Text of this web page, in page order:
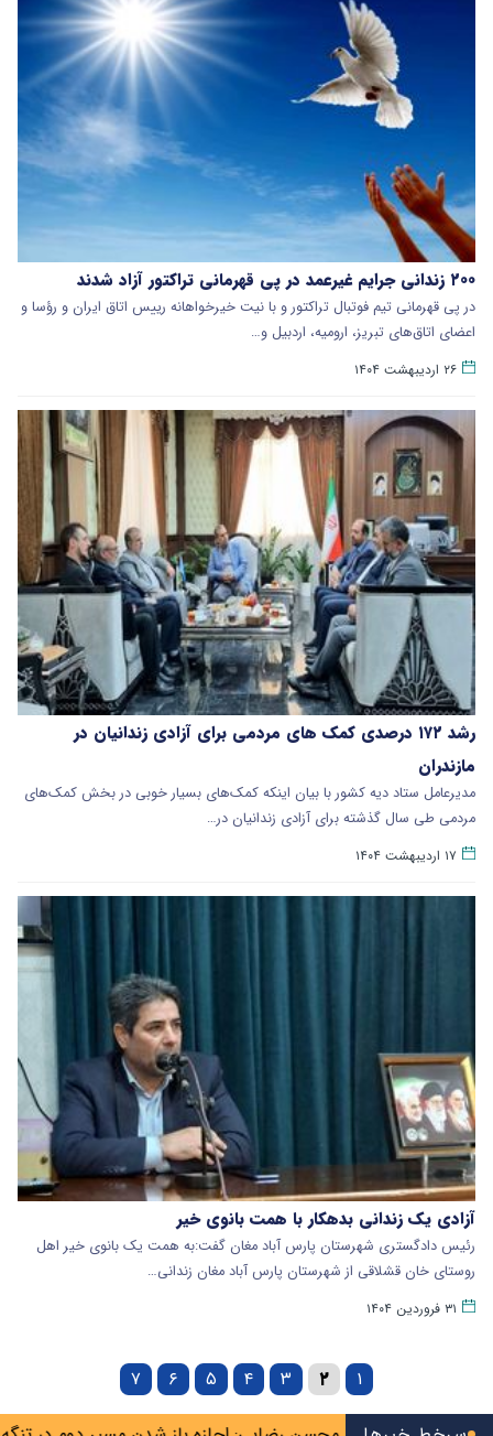
۲۰۰ زندانی جرایم غیرعمد در پی قهرمانی تراکتور آزاد شدند
در پی قهرمانی تیم فوتبال تراکتور و با نیت خیرخواهانه رییس اتاق ایران و رؤسا و
اعضای اتاق‌های تبریز، ارومیه، اردبیل و…
۲۶ اردیبهشت ۱۴۰۴
رشد ۱۷۲ درصدی کمک های مردمی برای آزادی زندانیان در
مازندران
مدیرعامل ستاد دیه کشور با بیان اینکه کمک‌های بسیار خوبی در بخش کمک‌های
مردمی طی سال گذشته برای آزادی زندانیان در…
۱۷ اردیبهشت ۱۴۰۴
آزادی یک زندانی بدهکار با همت بانوی خیر
رئیس دادگستری شهرستان پارس آباد مغان گفت:به همت یک بانوی خیر اهل
روستای خان قشلاقی از شهرستان پارس آباد مغان زندانی…
۳۱ فروردین ۱۴۰۴
۱ ۲ ۳ ۴ ۵ ۶ ۷